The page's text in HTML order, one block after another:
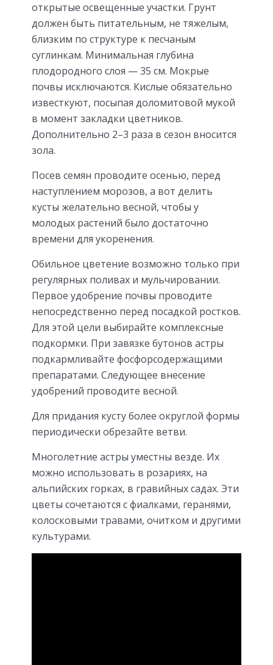
открытые освещенные участки. Грунт
должен быть питательным, не тяжелым,
близким по структуре к песчаным
суглинкам. Минимальная глубина
плодородного слоя — 35 см. Мокрые
почвы исключаются. Кислые обязательно
известкуют, посыпая доломитовой мукой
в момент закладки цветников.
Дополнительно 2–3 раза в сезон вносится
зола.
Посев семян проводите осенью, перед
наступлением морозов, а вот делить
кусты желательно весной, чтобы у
молодых растений было достаточно
времени для укоренения.
Обильное цветение возможно только при
регулярных поливах и мульчировании.
Первое удобрение почвы проводите
непосредственно перед посадкой ростков.
Для этой цели выбирайте комплексные
подкормки. При завязке бутонов астры
подкармливайте фосфорсодержащими
препаратами. Следующее внесение
удобрений проводите весной.
Для придания кусту более округлой формы
периодически обрезайте ветви.
Многолетние астры уместны везде. Их
можно использовать в розариях, на
альпийских горках, в гравийных садах. Эти
цветы сочетаются с фиалками, геранями,
колосковыми травами, очитком и другими
культурами.